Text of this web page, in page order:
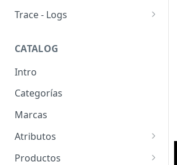
Emails (Registro de correos
Email para pedido pendiente
de retiro
WhatsApp Business
Webhooks: Buenas prácticas
Trace - Logs
CATALOG
Intro
Categorías
Marcas
Atributos
Grupos de atributos
Productos